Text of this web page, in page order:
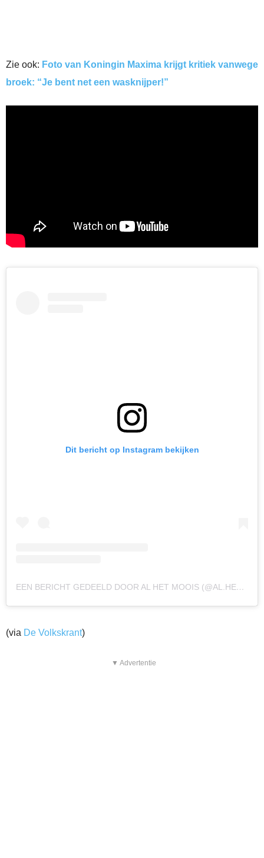
Zie ook: Foto van Koningin Maxima krijgt kritiek vanwege
broek: “Je bent net een wasknijper!”
Dit bericht op Instagram bekijken
EEN BERICHT GEDEELD DOOR AL HET MOOIS (@AL.HET.MOOIS)
(via De Volkskrant)
▼ Advertentie